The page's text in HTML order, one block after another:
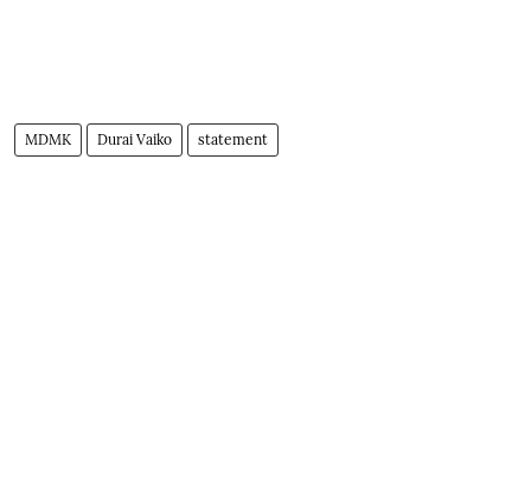
MDMK Durai Vaiko statement